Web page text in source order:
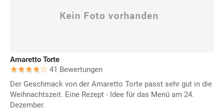
Amaretto Torte
41 Bewertungen
Der Geschmack von der Amaretto Torte passt sehr gut in die
Weihnachtszeit. Eine Rezept - Idee für das Menü am 24.
Dezember.